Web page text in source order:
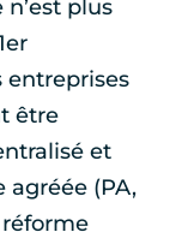
plus
entreprises
être
et
agréée (PA,